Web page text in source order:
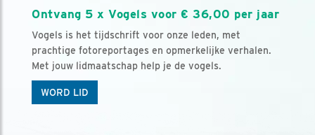
Ontvang 5 x Vogels voor € 36,00 per jaar
Vogels is het tijdschrift voor onze leden, met
prachtige fotoreportages en opmerkelijke verhalen.
Met jouw lidmaatschap help je de vogels.
WORD LID